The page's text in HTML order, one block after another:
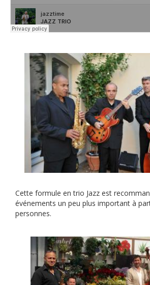
Cette formule en trio Jazz est
événements un peu plus important à
personnes.